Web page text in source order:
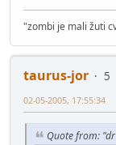
"zombi je mali žuti
taurus-jor
5
02-05-2005, 17:55:34
Quote from: